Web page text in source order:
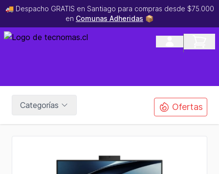
🚚 Despacho GRATIS en Santiago para compras desde $75.000
en Comunas Adheridas 📦
Categorías Ofertas